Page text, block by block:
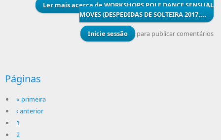
Ler maisacerca de WORKSHOPS POLE DANCE SENSUAL
MOVES (DESPEDIDAS DE SOLTEIRA 2017....
Inicie sessão para publicar comentários
Páginas
« primeira
‹ anterior
1
2